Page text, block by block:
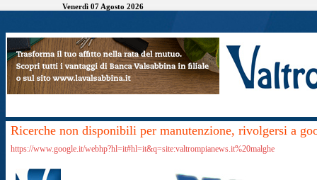
Venerdì 07 Agosto 2026
Ricerche non disponibili per manutenzione, rivolgersi a
https://www.google.it/webhp?hl=it#hl=it&q=site:valtrompianews.it%20malghe